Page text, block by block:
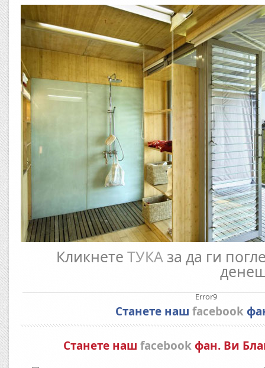
Кликнете ТУКАза да ги
Станете наш facebook
Станете наш facebookфан. Ви
Error9